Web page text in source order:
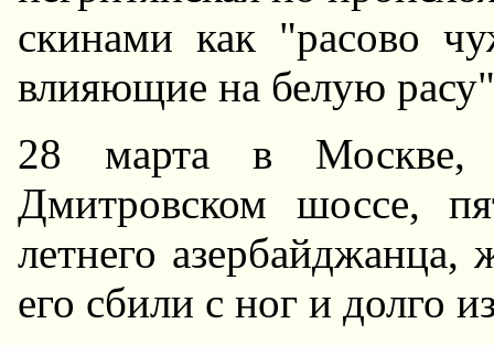
скинами как "расово
влияющие на белую
28 марта в Москве,
Дмитровском шоссе,
летнего азербайджанца,
его сбили с ног и долго